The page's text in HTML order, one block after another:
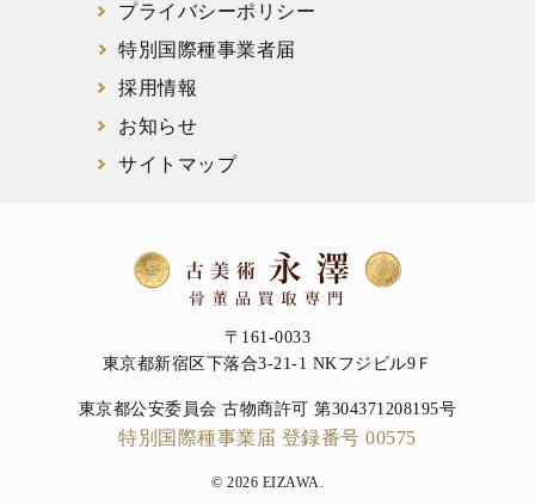
プライバシーポリシー
特別国際種事業者届
採用情報
お知らせ
サイトマップ
〒161-0033
東京都新宿区下落合3-21-1 NKフジビル9Ｆ
東京都公安委員会 古物商許可 第304371208195号
特別国際種事業届 登録番号 00575
© 2026 EIZAWA.